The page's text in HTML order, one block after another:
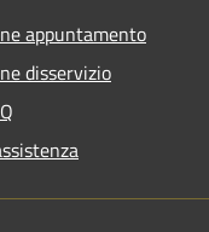
appuntamento
disservizio